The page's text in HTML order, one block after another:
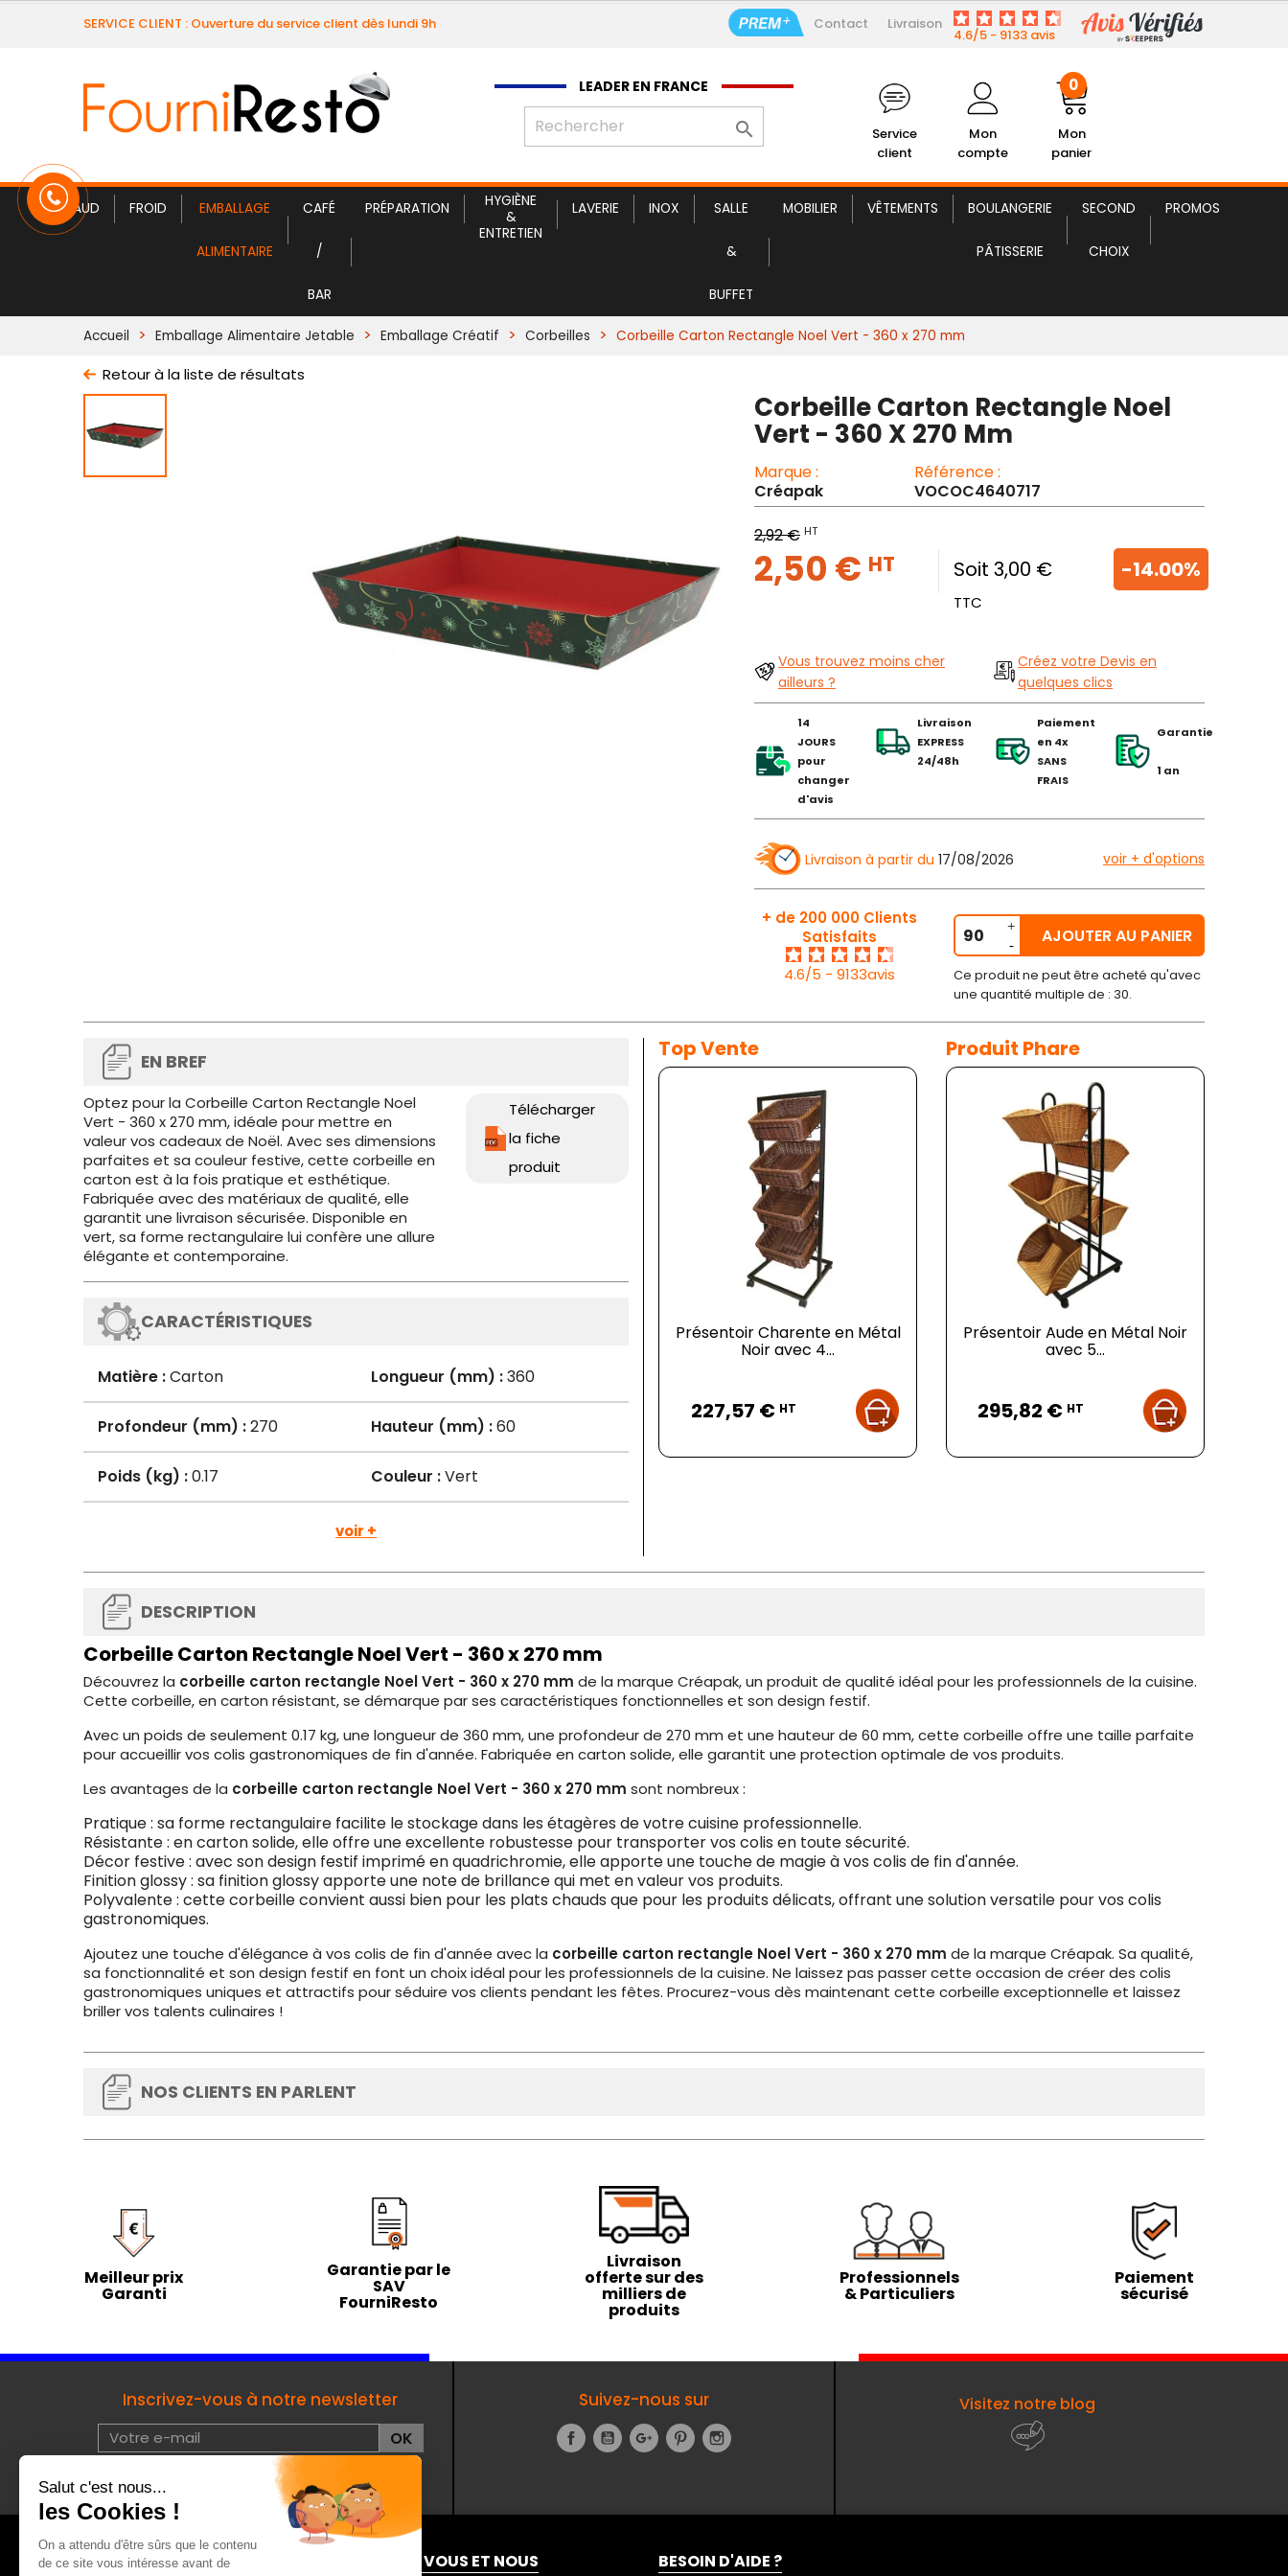
SERVICE CLIENT : Ouverture du service client dès lundi 9h Contact Livraison
4.6/5 - 9133 avis
LEADER EN FRANCE

Service
client
Mon
compte
Mon
panier
0
CHAUD FROID EMBALLAGE
ALIMENTAIRE
CAFÉ
/
BAR
PRÉPARATION
HYGIÈNE
&
ENTRETIEN
LAVERIE INOX SALLE
&
BUFFET
MOBILIER VÊTEMENTS BOULANGERIE
PÂTISSERIE
SECOND
CHOIX
PROMOS
Corbeille Carton Rectangle Noel Vert 2,50 € HT
Accueil Emballage Alimentaire Jetable Emballage Créatif Corbeilles Corbeille Carton Rectangle Noel Vert - 360 x 270 mm
Retour à la liste de résultats
Corbeille Carton Rectangle Noel
Vert - 360 X 270 Mm
Marque :
Créapak
Référence :
VOCOC4640717
2,92 € HT
2,50 € HT Soit 3,00 €
TTC
-14.00%
Vous trouvez moins cher
ailleurs ?
Créez votre Devis en
quelques clics
14
JOURS
pour
changer
d'avis
Livraison
EXPRESS
24/48h
Paiement
en 4x
SANS
FRAIS
Garantie
1 an
Livraison à partir du 17/08/2026 voir + d'options
+ de 200 000 Clients
Satisfaits
4.6/5 - 9133avis
AJOUTER AU PANIER
Ce produit ne peut être acheté qu'avec
une quantité multiple de : 30.
EN BREF
Optez pour la Corbeille Carton Rectangle Noel
Vert - 360 x 270 mm, idéale pour mettre en
valeur vos cadeaux de Noël. Avec ses dimensions
parfaites et sa couleur festive, cette corbeille en
carton est à la fois pratique et esthétique.
Fabriquée avec des matériaux de qualité, elle
garantit une livraison sécurisée. Disponible en
vert, sa forme rectangulaire lui confère une allure
élégante et contemporaine.
Télécharger
la fiche
produit
CARACTÉRISTIQUES
Matière :Carton Longueur (mm) :360
Profondeur (mm) :270 Hauteur (mm) :60
Poids (kg) :0.17 Couleur :Vert
voir +
Top Vente
Présentoir Charente en Métal
Noir avec 4...
227,57 € HT
Produit Phare
Présentoir Aude en Métal Noir
avec 5...
295,82 € HT
DESCRIPTION
Corbeille Carton Rectangle Noel Vert - 360 x 270 mm
Découvrez la corbeille carton rectangle Noel Vert - 360 x 270 mm de la marque Créapak, un produit de qualité idéal pour les professionnels de la cuisine.
Cette corbeille, en carton résistant, se démarque par ses caractéristiques fonctionnelles et son design festif.
Avec un poids de seulement 0.17 kg, une longueur de 360 mm, une profondeur de 270 mm et une hauteur de 60 mm, cette corbeille offre une taille parfaite
pour accueillir vos colis gastronomiques de fin d'année. Fabriquée en carton solide, elle garantit une protection optimale de vos produits.
Les avantages de la corbeille carton rectangle Noel Vert - 360 x 270 mm sont nombreux :
Pratique : sa forme rectangulaire facilite le stockage dans les étagères de votre cuisine professionnelle.
Résistante : en carton solide, elle offre une excellente robustesse pour transporter vos colis en toute sécurité.
Décor festive : avec son design festif imprimé en quadrichromie, elle apporte une touche de magie à vos colis de fin d'année.
Finition glossy : sa finition glossy apporte une note de brillance qui met en valeur vos produits.
Polyvalente : cette corbeille convient aussi bien pour les plats chauds que pour les produits délicats, offrant une solution versatile pour vos colis
gastronomiques.
Ajoutez une touche d'élégance à vos colis de fin d'année avec la corbeille carton rectangle Noel Vert - 360 x 270 mm de la marque Créapak. Sa qualité,
sa fonctionnalité et son design festif en font un choix idéal pour les professionnels de la cuisine. Ne laissez pas passer cette occasion de créer des colis
gastronomiques uniques et attractifs pour séduire vos clients pendant les fêtes. Procurez-vous dès maintenant cette corbeille exceptionnelle et laissez
briller vos talents culinaires !
NOS CLIENTS EN PARLENT
Meilleur prix
Garanti
Garantie par le
SAV
FourniResto
Livraison
offerte sur des
milliers de
produits
Professionnels
& Particuliers
Paiement
sécurisé
Inscrivez-vous à notre newsletter
J'accepte les conditions d'utilisation de données à
caractères privées :
Suivez-nous sur
Facebook
YouTubeGoogle+PinterestInstagram
Visitez notre blog
À PROPOS DE FOURNIRESTO ENTRE VOUS ET NOUS BESOIN D'AIDE ?